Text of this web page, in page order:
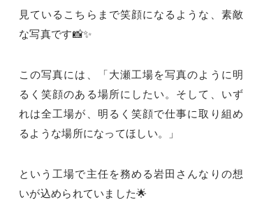
見ているこちらまで笑顔になるような、素敵
な写真です📸✨
この写真には、「大瀬工場を写真のように明
るく笑顔のある場所にしたい。そして、いず
れは全工場が、明るく笑顔で仕事に取り組め
るような場所になってほしい。」
という工場で主任を務める岩田さんなりの想
いが込められていました🌟